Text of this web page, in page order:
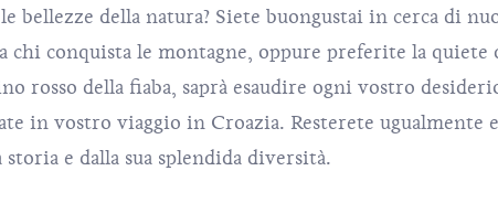
bellezze della natura? Siete buongustai in cerca di
chi conquista le montagne, oppure preferite la quiete
rosso della fiaba, saprà esaudire ogni vostro
in vostro viaggio in Croazia. Resterete ugualmente
storia e dalla sua splendida diversità.